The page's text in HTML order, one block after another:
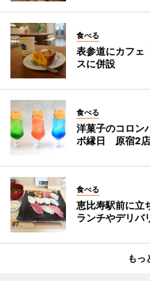
食べる
表参道にカフ
スに併設
食べる
洋菓子のコロン
ボ縁日 原宿2
食べる
恵比寿駅前に立
ランチやデリバ
もっ